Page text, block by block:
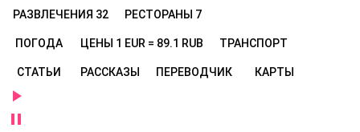
РАЗВЛЕЧЕНИЯ 32 РЕСТОРАНЫ 7
ПОГОДА ЦЕНЫ 1 EUR = 89.1 RUB ТРАНСПОРТ
СТАТЬИ РАССКАЗЫ ПЕРЕВОДЧИК КАРТЫ

